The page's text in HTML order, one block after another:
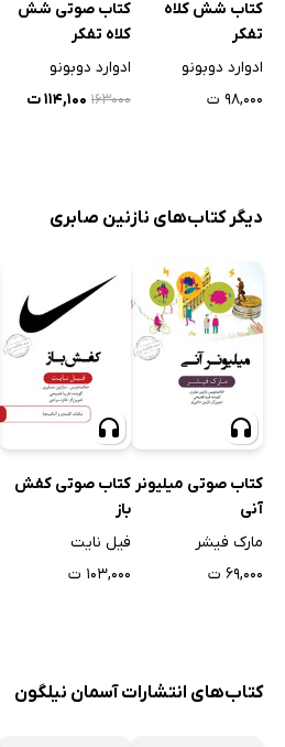
کتاب شش کلاه
تفکر
ادوارد دوبونو
۹۸,۰۰۰ ت
کتاب صوتی شش
کلاه تفکر
ادوارد دوبونو
۱۶۳۰۰۰ ۱۱۴,۱۰۰ ت
دیگر کتاب‌های نازنین صابری
کتاب صوتی میلیونر
آنی
مارک فیشر
۶۹,۰۰۰ ت
کتاب صوتی کفش
باز
فیل نایت
۱۰۳,۰۰۰ ت
کتاب‌های انتشارات آسمان نیلگون